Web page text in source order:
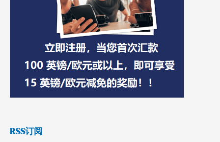
RSS订阅